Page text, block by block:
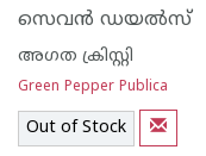
സെവന്‍ ഡയല്‍സ്
അഗത ക്രിസ്റ്റി
Green Pepper Publica
Out of Stock